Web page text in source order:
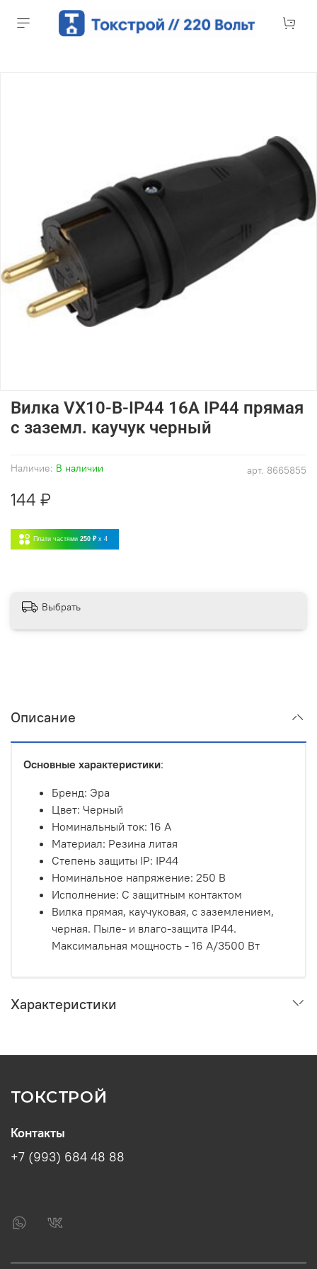
арт. 8665855
Наличие: В наличии
Вилка VX10-B-IP44 16А IP44 прямая
с заземл. каучук черный
144 ₽
Плати частями 250 ₽ x 4
Выбрать
Описание
Основные характеристики:
Бренд: Эра
Цвет: Черный
Номинальный ток: 16 А
Материал: Резина литая
Степень защиты IP: IP44
Номинальное напряжение: 250 В
Исполнение: С защитным контактом
Вилка прямая, каучуковая, с заземлением,
черная. Пыле- и влаго-защита IP44.
Максимальная мощность - 16 A/3500 Вт
Характеристики
ТОКСТРОЙ
Контакты
+7 (993) 684 48 88